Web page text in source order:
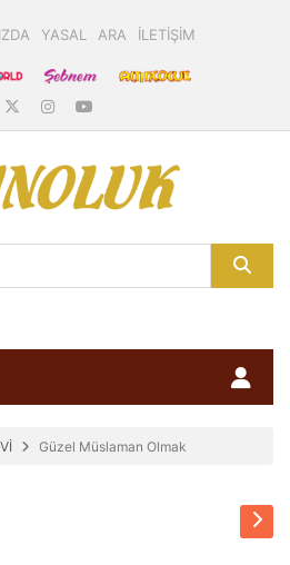
YASAL ARA İLETİŞİM
Güzel Müslaman Olmak